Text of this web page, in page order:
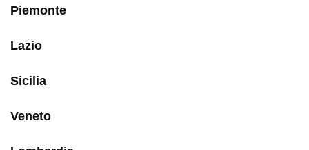
Piemonte
Lazio
Sicilia
Veneto